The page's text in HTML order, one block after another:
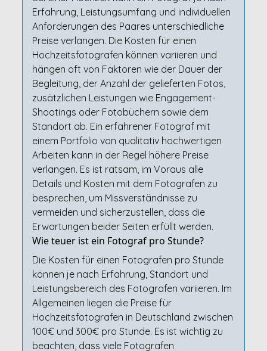
Erfahrung, Leistungsumfang und individuellen
Anforderungen des Paares unterschiedliche
Preise verlangen. Die Kosten für einen
Hochzeitsfotografen können variieren und
hängen oft von Faktoren wie der Dauer der
Begleitung, der Anzahl der gelieferten Fotos,
zusätzlichen Leistungen wie Engagement-
Shootings oder Fotobüchern sowie dem
Standort ab. Ein erfahrener Fotograf mit
einem Portfolio von qualitativ hochwertigen
Arbeiten kann in der Regel höhere Preise
verlangen. Es ist ratsam, im Voraus alle
Details und Kosten mit dem Fotografen zu
besprechen, um Missverständnisse zu
vermeiden und sicherzustellen, dass die
Erwartungen beider Seiten erfüllt werden.
Wie teuer ist ein Fotograf pro Stunde?
Die Kosten für einen Fotografen pro Stunde
können je nach Erfahrung, Standort und
Leistungsbereich des Fotografen variieren. Im
Allgemeinen liegen die Preise für
Hochzeitsfotografen in Deutschland zwischen
100€ und 300€ pro Stunde. Es ist wichtig zu
beachten, dass viele Fotografen